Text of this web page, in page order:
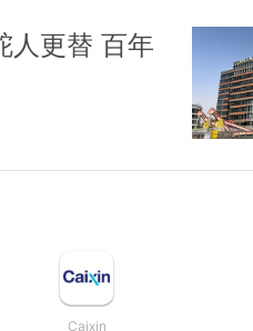
人更替 百年
Caixin